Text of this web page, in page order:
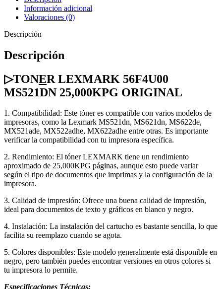
Información adicional
Valoraciones (0)
Descripción
Descripción
▷TONER LEXMARK 56F4U00
MS521DN 25,000KPG ORIGINAL
1. Compatibilidad: Este tóner es compatible con varios modelos de
impresoras, como la Lexmark MS521dn, MS621dn, MS622de,
MX521ade, MX522adhe, MX622adhe entre otras. Es importante
verificar la compatibilidad con tu impresora específica.
2. Rendimiento: El tóner LEXMARK tiene un rendimiento
aproximado de 25,000KPG páginas, aunque esto puede variar
según el tipo de documentos que imprimas y la configuración de la
impresora.
3. Calidad de impresión: Ofrece una buena calidad de impresión,
ideal para documentos de texto y gráficos en blanco y negro.
4. Instalación: La instalación del cartucho es bastante sencilla, lo que
facilita su reemplazo cuando se agota.
5. Colores disponibles: Este modelo generalmente está disponible en
negro, pero también puedes encontrar versiones en otros colores si
tu impresora lo permite.
Especificaciones Técnicas: